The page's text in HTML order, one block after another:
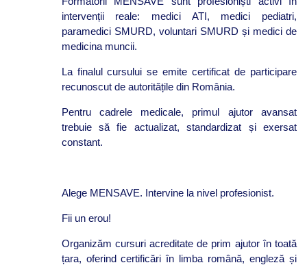
intervenții reale: medici ATI, medici pediatri,
paramedici SMURD, voluntari SMURD și medici de
medicina muncii.
La finalul cursului se emite certificat de participare
recunoscut de autoritățile din România.
Pentru cadrele medicale, primul ajutor avansat
trebuie să fie actualizat, standardizat și exersat
constant.
Alege MENSAVE. Intervine la nivel profesionist.
Fii un erou!
Organizăm cursuri acreditate de prim ajutor în toată
țara, oferind certificări în limba română, engleză și